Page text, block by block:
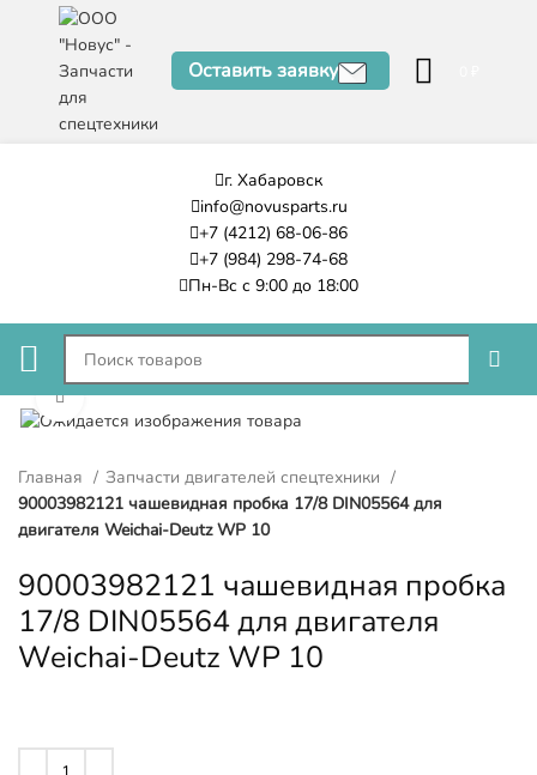
Оставить заявку
г. Хабаровск
info@novusparts.ru
+7 (4212) 68-06-86
+7 (984) 298-74-68
Пн-Вс с 9:00 до 18:00
Нажмите, чтобы увеличить
Главная
Запчасти двигателей спецтехники
90003982121 чашевидная пробка 17/8 DIN05564 для
двигателя Weichai-Deutz WP 10
90003982121 чашевидная пробка
17/8 DIN05564 для двигателя
Weichai-Deutz WP 10